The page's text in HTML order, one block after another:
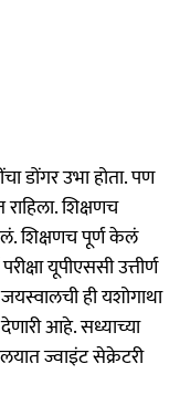
डोंगर उभा होता. पण
राहिला. शिक्षणच
शिक्षणच पूर्ण केलं
यूपीएससी उत्तीर्ण
ही यशोगाथा
आहे. सध्याच्या
ज्वाइंट सेक्रेटरी